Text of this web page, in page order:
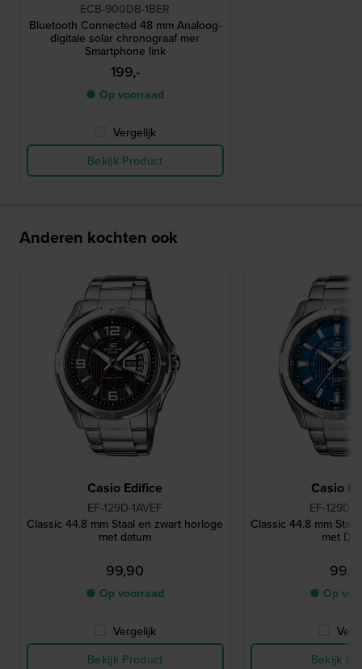
ECB-900DB-1BER
Bluetooth Connected 48 mm Analoog-
digitale solar chronograaf mer
Smartphone link
199,-
● Op voorraad
Vergelijk
Bekijk Product
Anderen kochten ook
Casio Edifice
EF-129D-1AVEF
Classic 44.8 mm Staal en zwart horloge
met datum
99,90
● Op voorraad
Vergelijk
Bekijk Product
Casio
EF-129D-
Classic 44.8 mm
met
● Op
Bekijk